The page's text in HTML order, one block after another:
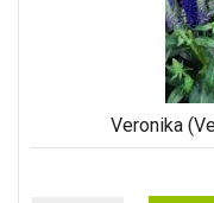
Veronika